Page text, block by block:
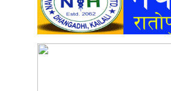
खेलकुद